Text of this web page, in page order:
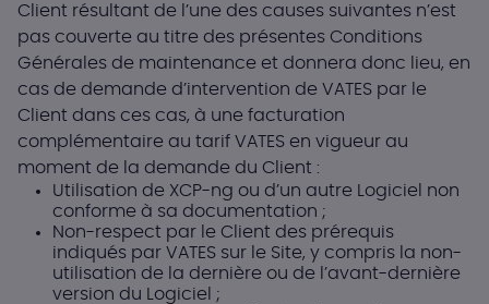
Client résultant de l’une des causes suivantes n’est
pas couverte au titre des présentes Conditions
Générales de maintenance et donnera donc lieu, en
cas de demande d’intervention de VATES par le
Client dans ces cas, à une facturation
complémentaire au tarif VATES en vigueur au
moment de la demande du Client :
Utilisation de XCP-ng ou d’un autre Logiciel non
conforme à sa documentation ;
Non-respect par le Client des prérequis
indiqués par VATES sur le Site, y compris la non-
utilisation de la dernière ou de l’avant-dernière
version du Logiciel ;